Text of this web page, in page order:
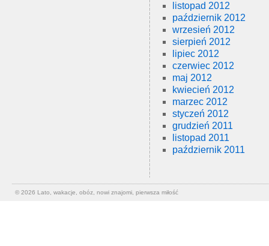
listopad 2012
październik 2012
wrzesień 2012
sierpień 2012
lipiec 2012
czerwiec 2012
maj 2012
kwiecień 2012
marzec 2012
styczeń 2012
grudzień 2011
listopad 2011
październik 2011
© 2026 Lato, wakacje, obóz, nowi znajomi, pierwsza miłość